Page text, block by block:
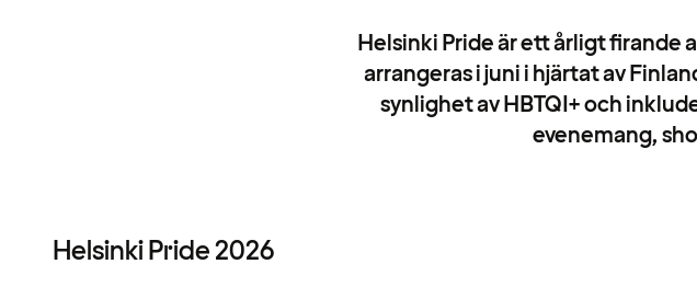
Helsinki Pride är ett årligt firande
arrangeras i juni i hjärtat av
synlighet av HBTQI+ och
evenemang,
Helsinki Pride 2026